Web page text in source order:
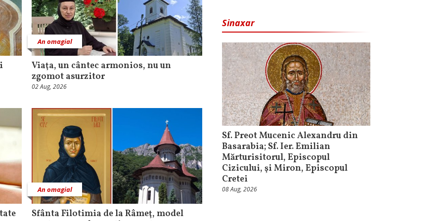
An omagial
Viaţa, un cântec armonios, nu un
zgomot asurzitor
02 Aug, 2026
An omagial
Sfânta Filotimia de la Râmeţ, model
Sinaxar
Sf. Preot Mucenic Alexandru din
Basarabia; Sf. Ier. Emilian
Mărturisitorul, Episcopul
Cizicului, şi Miron, Episcopul
Cretei
08 Aug, 2026